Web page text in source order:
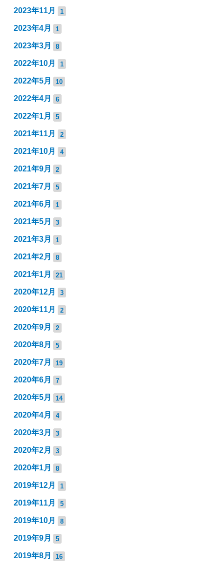
2023年11月 1
2023年4月 1
2023年3月 8
2022年10月 1
2022年5月 10
2022年4月 6
2022年1月 5
2021年11月 2
2021年10月 4
2021年9月 2
2021年7月 5
2021年6月 1
2021年5月 3
2021年3月 1
2021年2月 8
2021年1月 21
2020年12月 3
2020年11月 2
2020年9月 2
2020年8月 5
2020年7月 19
2020年6月 7
2020年5月 14
2020年4月 4
2020年3月 3
2020年2月 3
2020年1月 8
2019年12月 1
2019年11月 5
2019年10月 8
2019年9月 5
2019年8月 16